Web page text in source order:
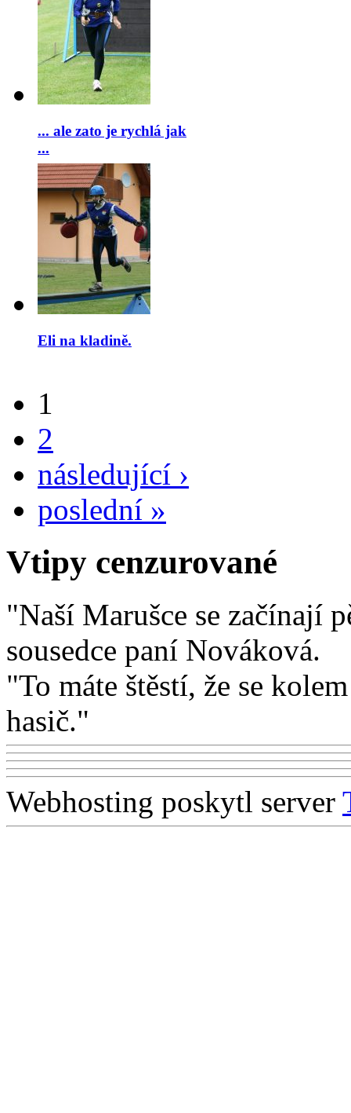
... ale zato je rychlá jak
...
Eli na kladině.
1
2
následující ›
poslední »
Vtipy cenzurované
"Naší Marušce se začínají
sousedce paní Nováková.
"To máte štěstí, že se
hasič."
Webhosting poskytl server